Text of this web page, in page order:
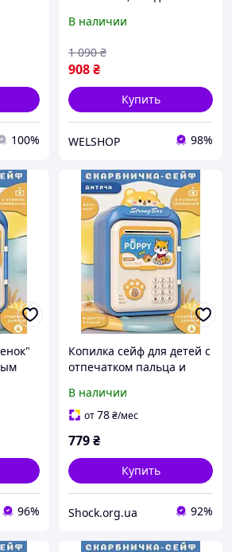
см
100%
отпечаток пальца
В наличии
908₴
1 090 ₴
Купить
WELSHOP 98%
96%
Копилка сейф для детей с
отпечатком пальца и
денег электронная от
батареек 14х10.5х24 см
В наличии
от78₴/мес
779₴
Купить
Shock.org.ua 92%